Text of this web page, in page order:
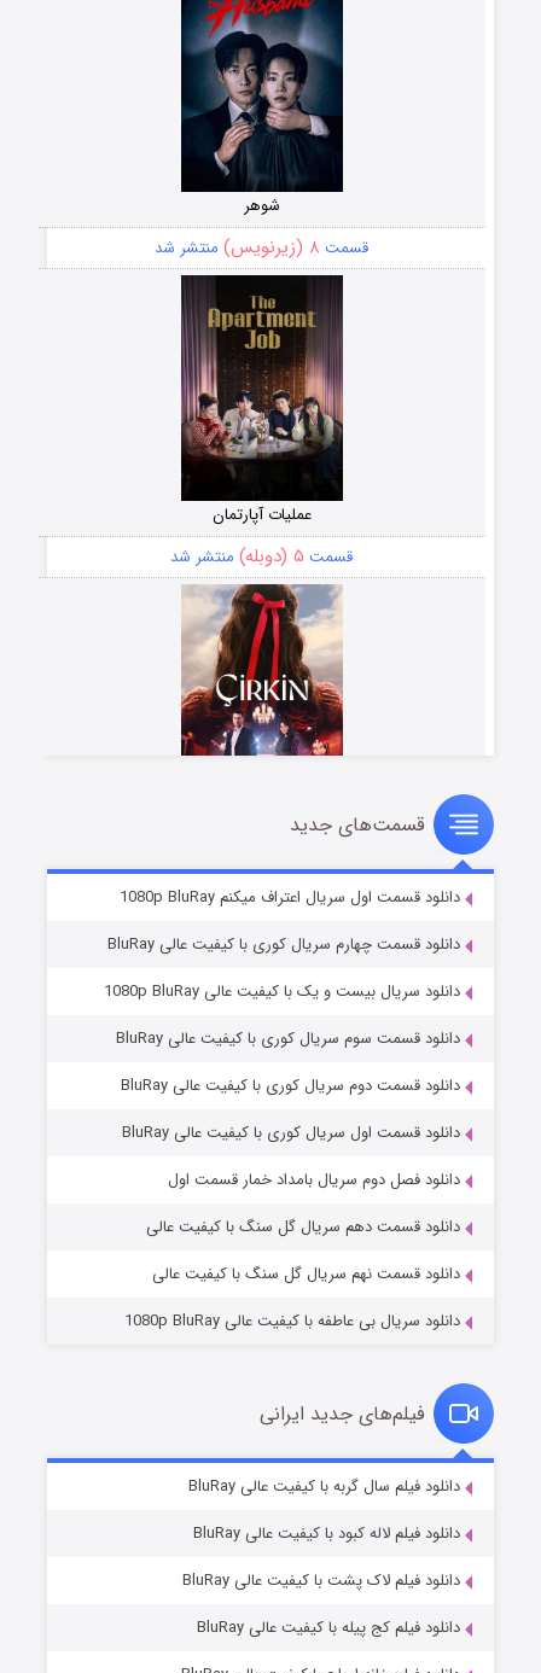
شوهر
قسمت ۸ (زیرنویس) منتشر شد
عملیات آپارتمان
قسمت ۵ (دوبله) منتشر شد
سریال زشت
قسمت۲ (زیرنویس) منتشر شد
مردگان متحرک: شهر مرده ۳
قسمت۲ (زیرنویس) منتشر شد
قسمت۷ (زیرنویس) منتشر شد
قسمت‌های جدید
دانلود قسمت اول سریال اعتراف میکنم 1080p BluRay
دانلود قسمت چهارم سریال کوری با کیفیت عالی BluRay
دانلود سریال بیست و یک با کیفیت عالی 1080p BluRay
دانلود قسمت سوم سریال کوری با کیفیت عالی BluRay
دانلود قسمت دوم سریال کوری با کیفیت عالی BluRay
دانلود قسمت اول سریال کوری با کیفیت عالی BluRay
دانلود فصل دوم سریال بامداد خمار قسمت اول
دانلود قسمت دهم سریال گل سنگ با کیفیت عالی
دانلود قسمت نهم سریال گل سنگ با کیفیت عالی
دانلود سریال بی عاطفه با کیفیت عالی 1080p BluRay
فیلم‌های جدید ایرانی
دانلود فیلم سال گربه با کیفیت عالی BluRay
دانلود فیلم لاله کبود با کیفیت عالی BluRay
دانلود فیلم لاک پشت با کیفیت عالی BluRay
دانلود فیلم کج‌ پیله با کیفیت عالی BluRay